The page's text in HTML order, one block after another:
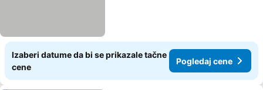
Izaberi datume da bi se prikazale tačne
cene
Pogledaj cene